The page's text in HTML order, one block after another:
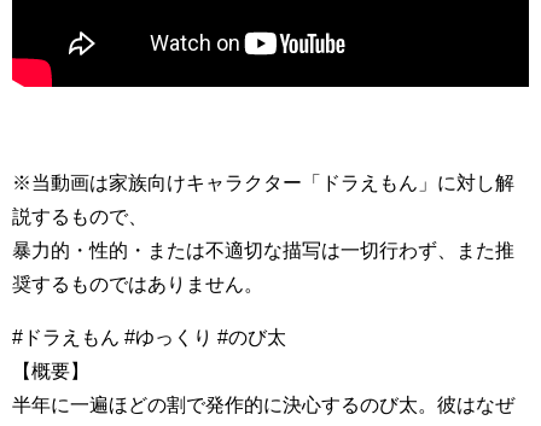
※当動画は家族向けキャラクター「ドラえもん」に対し解
説するもので、
暴力的・性的・または不適切な描写は一切行わず、また推
奨するものではありません。
#ドラえもん #ゆっくり #のび太
【概要】
半年に一遍ほどの割で発作的に決心するのび太。彼はなぜ